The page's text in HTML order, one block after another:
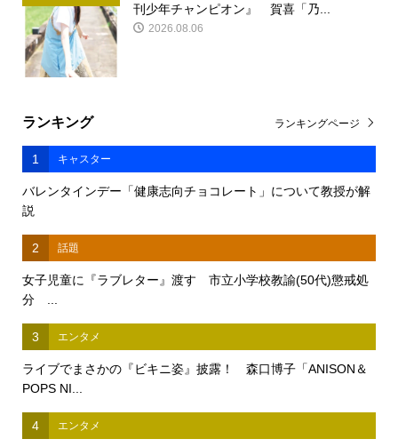
刊少年チャンピオン』 賀喜「乃...
2026.08.06
ランキング
1 キャスター
バレンタインデー「健康志向チョコレート」について教授が解
説
2 話題
女子児童に『ラブレター』渡す 市立小学校教諭(50代)懲戒処
分 ...
3 エンタメ
ライブでまさかの『ビキニ姿』披露！ 森口博子「ANISON＆
POPS NI...
4 エンタメ
ランキングページ